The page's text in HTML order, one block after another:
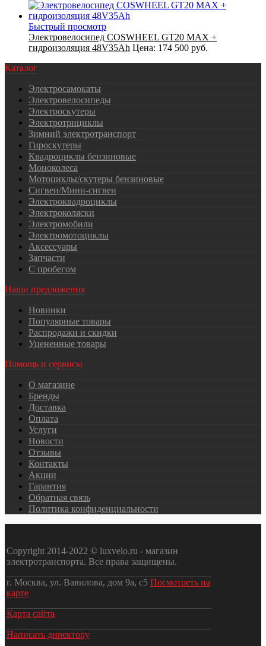
Быстрый просмотр
Электровелосипед COSWHEEL GT20 MAX +
гидроизоляция 48V35Ah Цена: 174 500 руб.
Каталог
Электросамокаты
Электровелосипеды
Электроскутеры
Электротрициклы
Зимний электротранспорт
Гироскутеры
Квадроциклы бензиновые
Моноколеса
Мотоциклы/скутеры бензиновые
Сигвеи/Мини-сигвеи
Электроквадроциклы
Электроколяски
Электромобили
Электромотоциклы
Аксессуары
Запчасти
С пробегом
Наши предложения
Новинки
Популярные товары
Распродажи и скидки
Уцененные товары
Помощь и сервисы
О магазине
Бренды
Доставка
Оплата
Услуги
Новости
Отзывы
Контакты
Акции
Гарантия
Обратная связь
Политика конфиденциальности
Copyright 2014-2022 © luxvelo.ru - магазин
электротранспорта. Все права защищены.
г. Москва, ул. Вавилова, дом 9а, с5 Посмотреть на
карте
Карта сайта
Написать директору